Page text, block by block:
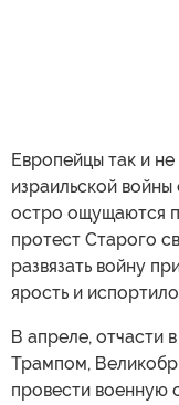
Европейцы так и
израильской
остро ощущаются
протест Старого
развязать войну
ярость и
В апреле, отчасти
Трампом,
провести военную